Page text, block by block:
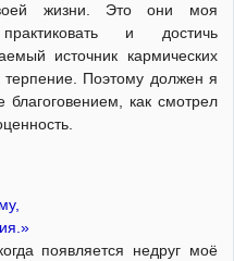
жизни. Это они моя
и достичь
источник кармических
терпение. Поэтому должен я
как смотрел
появляется недруг моё